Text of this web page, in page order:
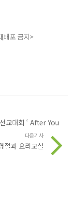
배포 금지>
교대회 ‘ After You
다음기사
절과 요리교실